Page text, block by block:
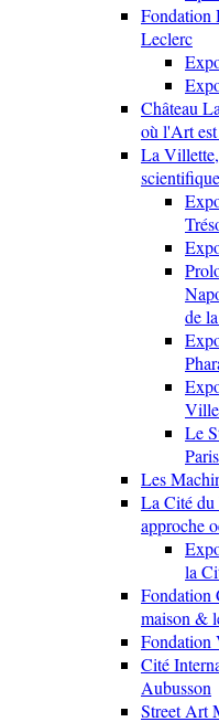
Fondation
Leclerc
Château
où l'Art
La
scientifique
de
Le
Paris
Les
La Cité
approche
la
Fondation
maison &
Fondation
Cité
Aubusson
Street Art